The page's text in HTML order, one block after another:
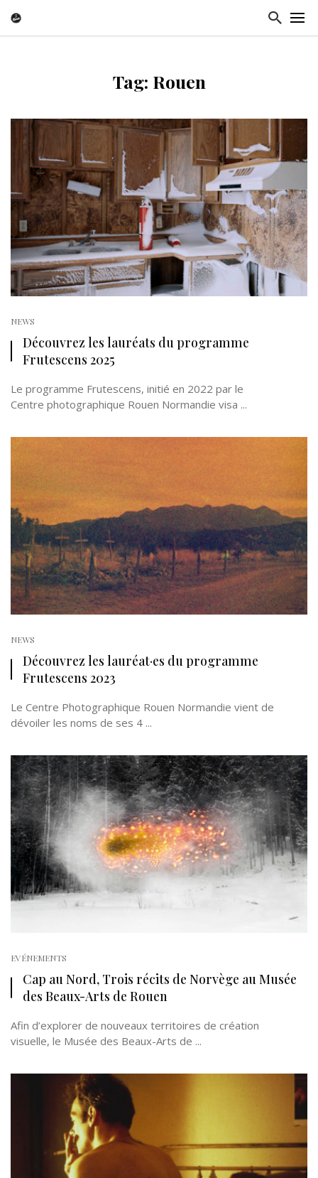
Tag: Rouen
NEWS
Découvrez les lauréats du programme
Frutescens 2025
Le programme Frutescens, initié en 2022 par le
Centre photographique Rouen Normandie visa ...
NEWS
Découvrez les lauréat·es du programme
Frutescens 2023
Le Centre Photographique Rouen Normandie vient de
dévoiler les noms de ses 4 ...
EVÉNEMENTS
Cap au Nord, Trois récits de Norvège au Musée
des Beaux-Arts de Rouen
Afin d’explorer de nouveaux territoires de création
visuelle, le Musée des Beaux-Arts de ...